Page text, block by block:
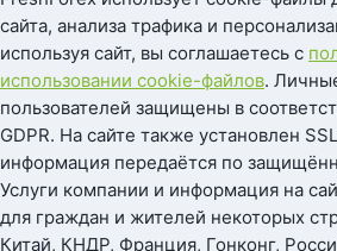
сайта, анализа трафика и
используя сайт, вы соглашаетесь с
использовании cookie-файлов.
пользователей защищены в
GDPR. На сайте также установлен
информация передаётся по
Услуги компании и информация на
для граждан и жителей некоторых
Китай, КНДР, Франция, Гонконг,